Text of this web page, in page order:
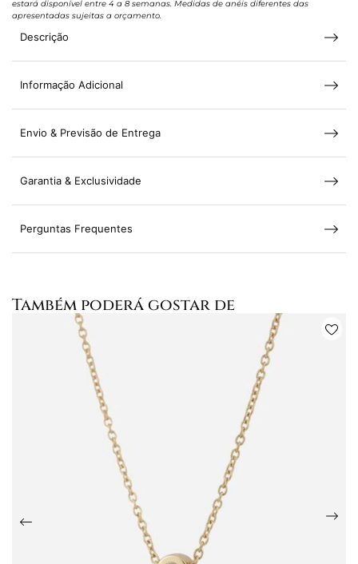
estará disponível entre 4 a 8 semanas. Medidas de anéis diferentes das
apresentadas sujeitas a orçamento.
Descrição
Informação Adicional
Envio & Previsão de Entrega
Garantia & Exclusividade
Perguntas Frequentes
Também poderá gostar de